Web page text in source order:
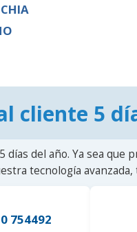
cliente 5
días del año. Ya sea
tecnología
754492